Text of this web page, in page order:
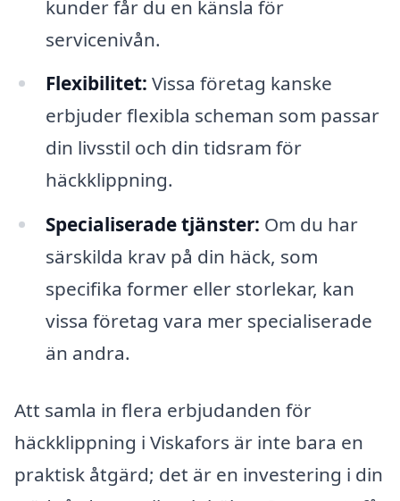
kunder får du en känsla för
servicenivån.
Flexibilitet: Vissa företag kanske
erbjuder flexibla scheman som passar
din livsstil och din tidsram för
häckklippning.
Specialiserade tjänster: Om du har
särskilda krav på din häck, som
specifika former eller storlekar, kan
vissa företag vara mer specialiserade
än andra.
Att samla in flera erbjudanden för
häckklippning i Viskafors är inte bara en
praktisk åtgärd; det är en investering i din